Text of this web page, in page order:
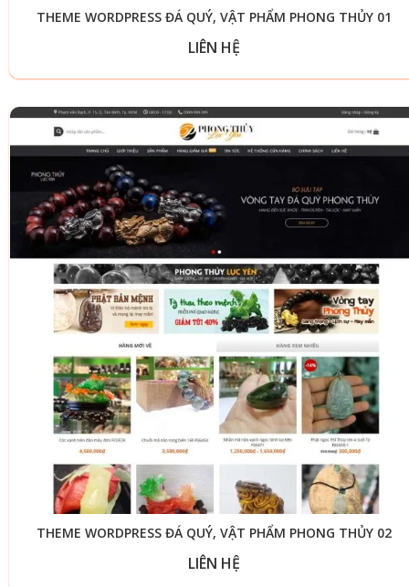
THEME WORDPRESS ĐÁ QUÝ, VẬT PHẨM PHONG THỦY 01
LIÊN HỆ
THEME WORDPRESS ĐÁ QUÝ, VẬT PHẨM PHONG THỦY 02
LIÊN HỆ